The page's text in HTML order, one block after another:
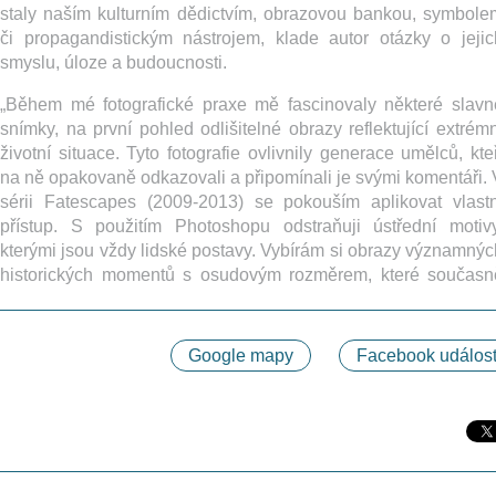
staly naším kulturním dědictvím, obrazovou bankou,
či propagandistickým nástrojem, klade autor otázky o
smyslu, úloze a budoucnosti.
„Během mé fotografické praxe mě fascinovaly některé
snímky, na první pohled odlišitelné obrazy reflektující
životní situace. Tyto fotografie ovlivnily generace umělců,
na ně opakovaně odkazovali a připomínali je svými komentáři.
sérii Fatescapes (2009-2013) se pokouším aplikovat
přístup. S použitím Photoshopu odstraňuji ústřední
kterými jsou vždy lidské postavy. Vybírám si obrazy
historických momentů s osudovým rozměrem, které
Google mapy Facebook